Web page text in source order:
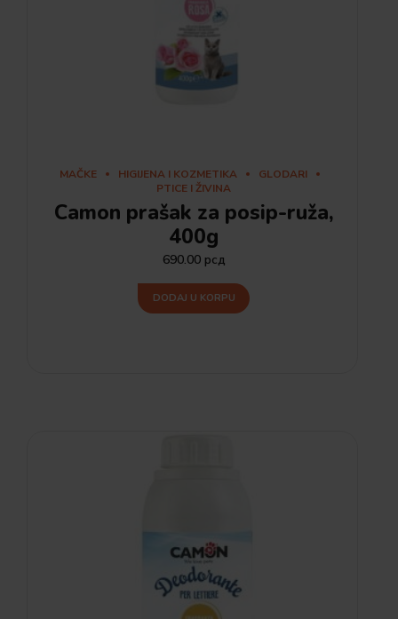
MAČKE HIGIJENA I KOZMETIKA
GLODARI
PTICE I ŽIVINA
Camon prašak za posip-ruža,
400g
690.00 рсд
DODAJ U KORPU